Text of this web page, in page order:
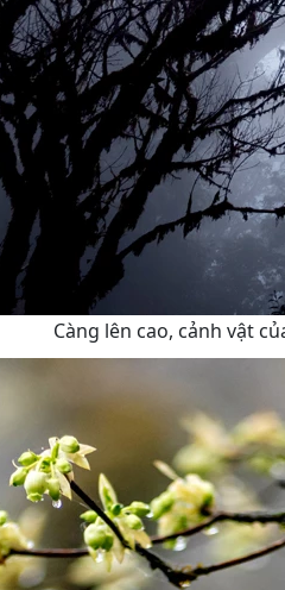
Càng lên cao, cảnh vật